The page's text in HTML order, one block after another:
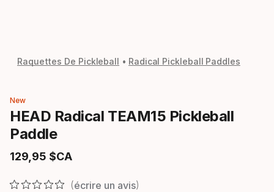
Raquettes De Pickleball Radical Pickleball Paddles
New
HEAD Radical TEAM15 Pickleball
Paddle
129 95 $CA
Prix final
écrire un avis